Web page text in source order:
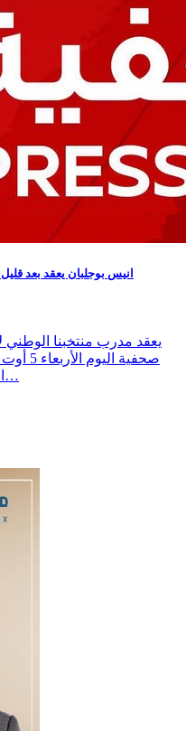
انيس بوجلبان يعقد بعد
الجامعة التونسية لكرة القدم، للحديث…